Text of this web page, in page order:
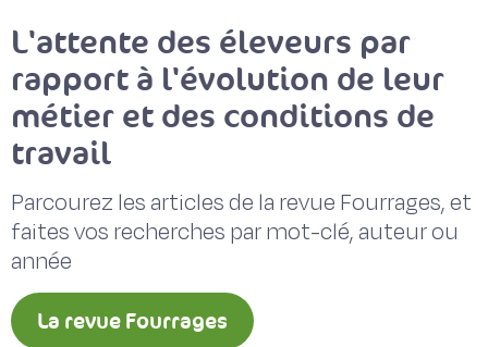
L'attente des éleveurs par
rapport à l'évolution de leur
métier et des conditions de
travail
Parcourez les articles de la revue Fourrages, et
faites vos recherches par mot-clé, auteur ou
année
La revue Fourrages